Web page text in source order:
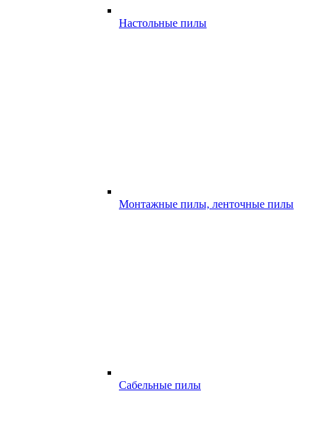
Настольные пилы
Монтажные пилы, ленточные пилы
Сабельные пилы